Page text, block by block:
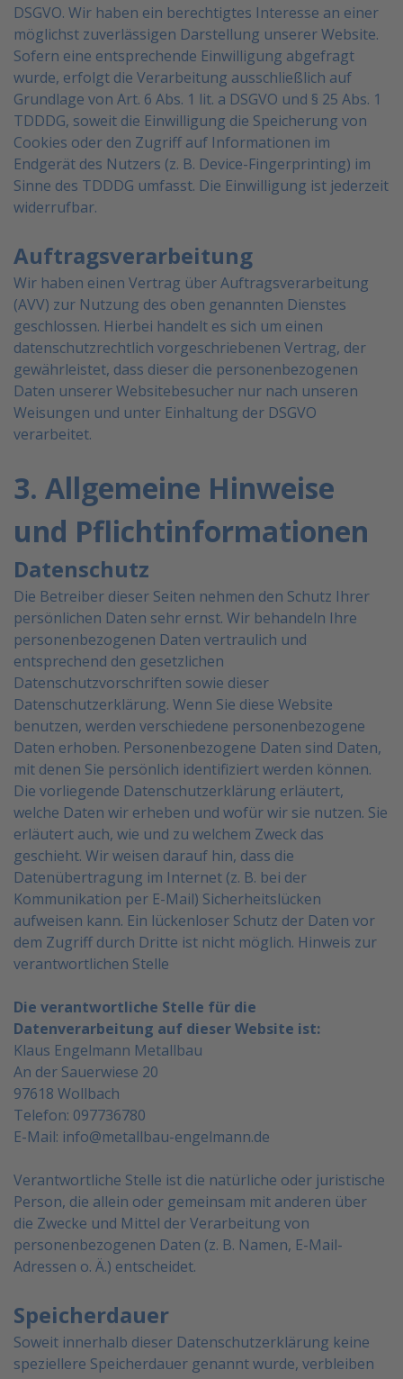
DSGVO. Wir haben ein berechtigtes Interesse an einer
möglichst zuverlässigen Darstellung unserer Website.
Sofern eine entsprechende Einwilligung abgefragt
wurde, erfolgt die Verarbeitung ausschließlich auf
Grundlage von Art. 6 Abs. 1 lit. a DSGVO und § 25 Abs. 1
TDDDG, soweit die Einwilligung die Speicherung von
Cookies oder den Zugriff auf Informationen im
Endgerät des Nutzers (z. B. Device-Fingerprinting) im
Sinne des TDDDG umfasst. Die Einwilligung ist jederzeit
widerrufbar.
Auftragsverarbeitung
Wir haben einen Vertrag über Auftragsverarbeitung
(AVV) zur Nutzung des oben genannten Dienstes
geschlossen. Hierbei handelt es sich um einen
datenschutzrechtlich vorgeschriebenen Vertrag, der
gewährleistet, dass dieser die personenbezogenen
Daten unserer Websitebesucher nur nach unseren
Weisungen und unter Einhaltung der DSGVO
verarbeitet.
3. Allgemeine Hinweise
und Pflichtinformationen
Datenschutz
Die Betreiber dieser Seiten nehmen den Schutz Ihrer
persönlichen Daten sehr ernst. Wir behandeln Ihre
personenbezogenen Daten vertraulich und
entsprechend den gesetzlichen
Datenschutzvorschriften sowie dieser
Datenschutzerklärung. Wenn Sie diese Website
benutzen, werden verschiedene personenbezogene
Daten erhoben. Personenbezogene Daten sind Daten,
mit denen Sie persönlich identifiziert werden können.
Die vorliegende Datenschutzerklärung erläutert,
welche Daten wir erheben und wofür wir sie nutzen. Sie
erläutert auch, wie und zu welchem Zweck das
geschieht. Wir weisen darauf hin, dass die
Datenübertragung im Internet (z. B. bei der
Kommunikation per E-Mail) Sicherheitslücken
aufweisen kann. Ein lückenloser Schutz der Daten vor
dem Zugriff durch Dritte ist nicht möglich. Hinweis zur
verantwortlichen Stelle
Die verantwortliche Stelle für die
Datenverarbeitung auf dieser Website ist:
Klaus Engelmann Metallbau
An der Sauerwiese 20
97618 Wollbach
Telefon: 097736780
E-Mail: info@metallbau-engelmann.de
Verantwortliche Stelle ist die natürliche oder juristische
Person, die allein oder gemeinsam mit anderen über
die Zwecke und Mittel der Verarbeitung von
personenbezogenen Daten (z. B. Namen, E-Mail-
Adressen o. Ä.) entscheidet.
Speicherdauer
Soweit innerhalb dieser Datenschutzerklärung keine
speziellere Speicherdauer genannt wurde, verbleiben